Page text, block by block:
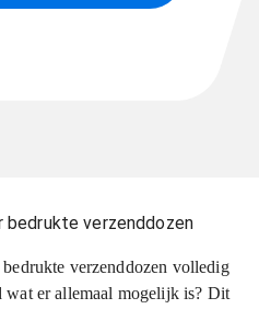
bedrukte verzenddozen
verzenddozen volledig
er allemaal mogelijk is? Dit